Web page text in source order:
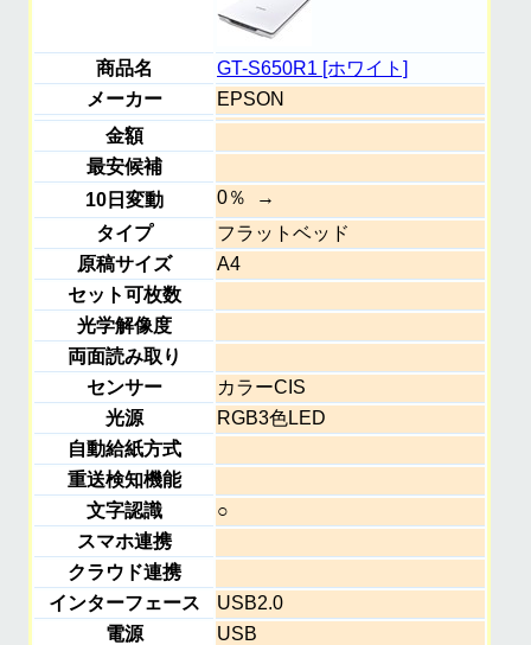
商品名
GT-S650R1 [ホワイト]
メーカー
EPSON
金額
最安候補
10日変動
0％
タイプ
フラットベッド
原稿サイズ
A4
セット可枚数
光学解像度
両面読み取り
センサー
カラーCIS
光源
RGB3色LED
自動給紙方式
重送検知機能
文字認識
○
スマホ連携
クラウド連携
インターフェース
USB2.0
電源
USB